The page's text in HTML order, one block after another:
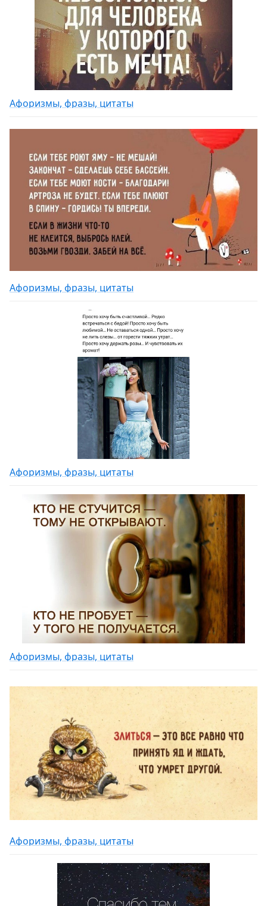
Афоризмы, фразы, цитаты
Афоризмы, фразы, цитаты
Афоризмы, фразы, цитаты
Афоризмы, фразы, цитаты
Афоризмы, фразы, цитаты